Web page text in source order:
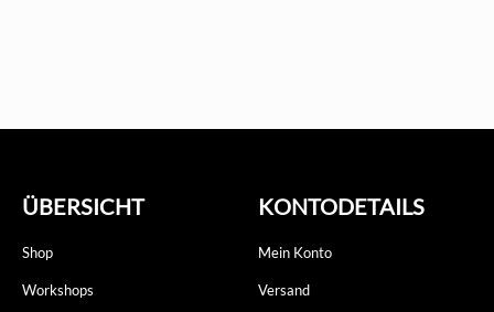
ÜBERSICHT
Shop
Workshops
KONTODETAILS
Mein Konto
Versand